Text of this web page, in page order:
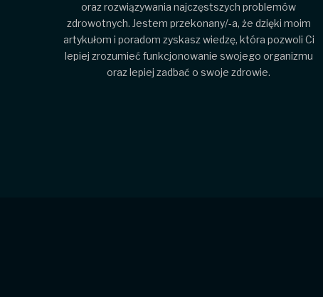
oraz rozwiązywania najczęstszych problemów
zdrowotnych. Jestem przekonany/-a, że dzięki moim
artykułom i poradom zyskasz wiedzę, która pozwoli Ci
lepiej zrozumieć funkcjonowanie swojego organizmu
oraz lepiej zadbać o swoje zdrowie.